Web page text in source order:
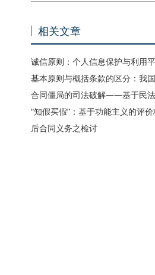
相关文章
诚信原则：个人信息保护与利用
基本原则与概括条款的区分：我
合同僵局的司法破解——基于民
“知假买假”：基于功能主义的评
后合同义务之检讨